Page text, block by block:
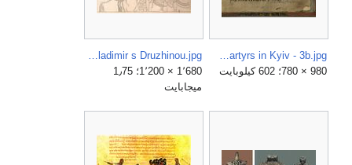
980 × 780؛ 602 كيلوبايت
1٬680 × 1٬200؛ 1٫75
ميجابايت